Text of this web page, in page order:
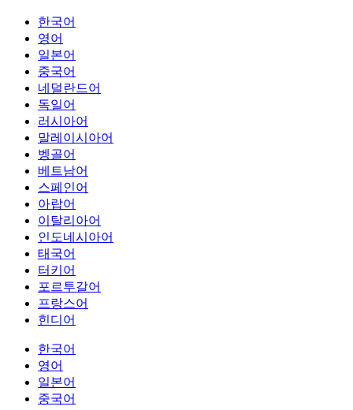
한국어
영어
일본어
중국어
네덜란드어
독일어
러시아어
말레이시아어
벵골어
베트남어
스페인어
아랍어
이탈리아어
인도네시아어
태국어
터키어
포르투갈어
프랑스어
힌디어
한국어
영어
일본어
중국어